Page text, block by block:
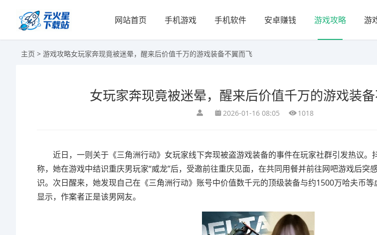
网站首页 手机游戏 手机软件 安卓赚钱 游戏攻略 游
主页 > 游戏攻略女玩家奔现竟被迷晕，醒来后价值千万的游戏装备不翼而飞
女玩家奔现竟被迷晕，醒来后价值千万的游戏装
2026-01-16 08:05 1018
近日，一则关于《三角洲行动》女玩家线下奔现被盗游戏装备的事件在玩家社群引发热议。
称，她在游戏中结识重庆男玩家“威龙”后，受邀前往重庆见面，在共同用餐并前往网吧游戏后突
识。次日醒来，她发现自己在《三角洲行动》账号中价值数千元的顶级装备与约1500万哈夫币
显示，作案者正是该男网友。